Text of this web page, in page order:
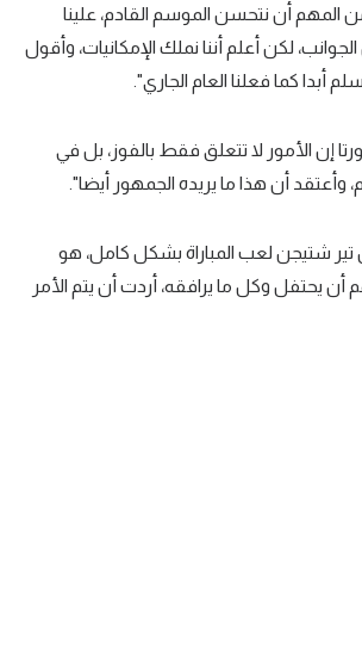
المهم أن نتحسن الموسم القادم، علينا
لكن أعلم أننا نملك الإمكانيات، وأقول
أبدا كما فعلنا العام الجاري".
إن الأمور لا تتعلق فقط بالفوز، بل في
وأعتقد أن هذا ما يريده الجمهور أيضا".
شتيجن لعب المباراة بشكل كامل، هو
أن يحتفل وكل ما يرافقه، أردت أن يتم الأمر